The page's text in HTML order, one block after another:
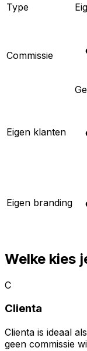
Type
Commissie
Eigen klanten
Eigen branding
Welke kies
C
Clienta
Clienta is ideaal
geen commissie